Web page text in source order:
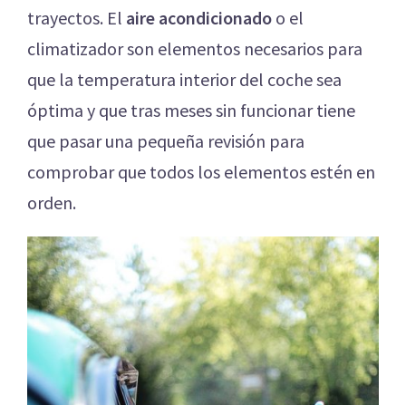
trayectos. El aire acondicionado o el
climatizador son elementos necesarios para
que la temperatura interior del coche sea
óptima y que tras meses sin funcionar tiene
que pasar una pequeña revisión para
comprobar que todos los elementos estén en
orden.